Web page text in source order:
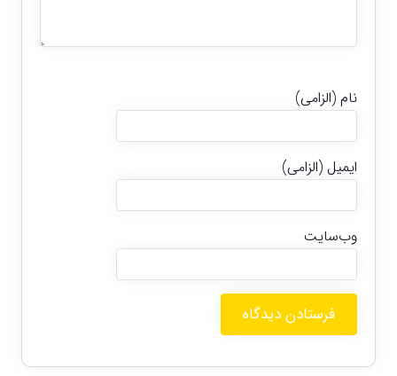
نام (الزامی)
ایمیل (الزامی)
وب‌سایت